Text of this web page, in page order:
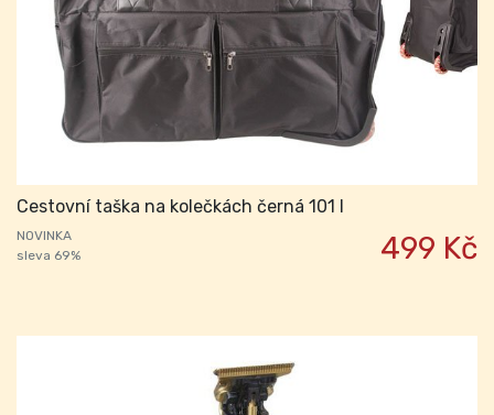
Cestovní taška na kolečkách černá 101 l
NOVINKA
sleva 69%
499 Kč